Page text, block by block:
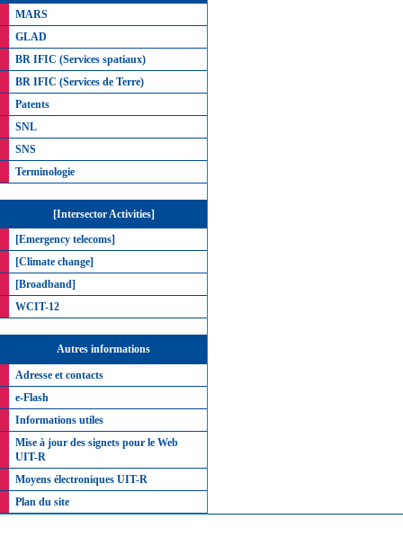
MARS
GLAD
BR IFIC (Services spatiaux)
BR IFIC (Services de Terre)
Patents
SNL
SNS
Terminologie
[Intersector Activities]
[Emergency telecoms]
[Climate change]
[Broadband]
WCIT-12
Autres informations
Adresse et contacts
e-Flash
Informations utiles
Mise à jour des signets pour le Web
UIT-R
Moyens électroniques UIT-R
Plan du site